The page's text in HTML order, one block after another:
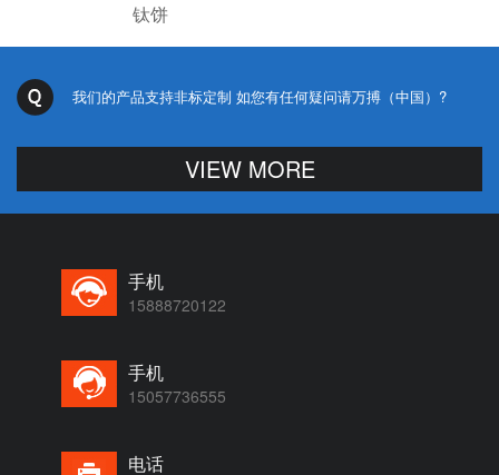
钛饼
我们的产品支持非标定制 如您有任何疑问请万搏（中国）?
VIEW MORE
手机
15888720122
手机
15057736555
电话